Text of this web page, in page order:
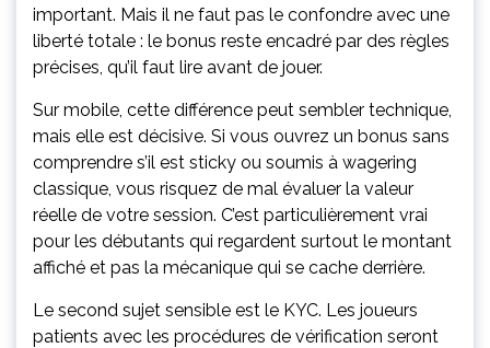
important. Mais il ne faut pas le confondre avec une
liberté totale : le bonus reste encadré par des règles
précises, qu’il faut lire avant de jouer.
Sur mobile, cette différence peut sembler technique,
mais elle est décisive. Si vous ouvrez un bonus sans
comprendre s’il est sticky ou soumis à wagering
classique, vous risquez de mal évaluer la valeur
réelle de votre session. C’est particulièrement vrai
pour les débutants qui regardent surtout le montant
affiché et pas la mécanique qui se cache derrière.
Le second sujet sensible est le KYC. Les joueurs
patients avec les procédures de vérification seront